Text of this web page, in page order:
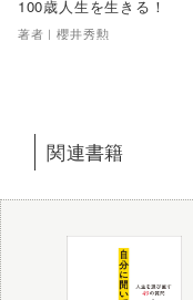
100歳人生を生きる！
著者｜櫻井秀勲
関連書籍